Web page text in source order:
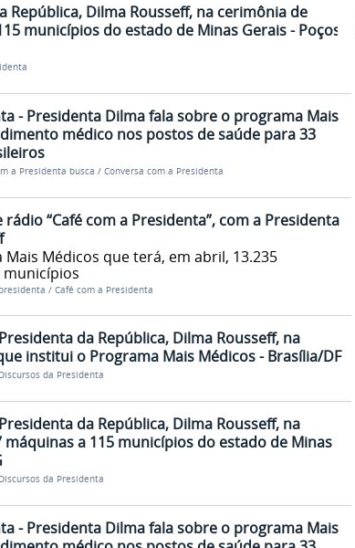
República, Dilma Rousseff, na cerimônia de
municípios do estado de Minas Gerais - Poços
- Presidenta Dilma fala sobre o programa Mais
médico nos postos de saúde para 33
a Presidenta busca / Conversa com a Presidenta
“Café com a Presidenta”, com a Presidenta
Médicos que terá, em abril, 13.235
/ Café com a Presidenta
da República, Dilma Rousseff, na
institui o Programa Mais Médicos - Brasília/DF
Discursos da Presidenta
da República, Dilma Rousseff, na
a 115 municípios do estado de Minas
Discursos da Presidenta
- Presidenta Dilma fala sobre o programa Mais